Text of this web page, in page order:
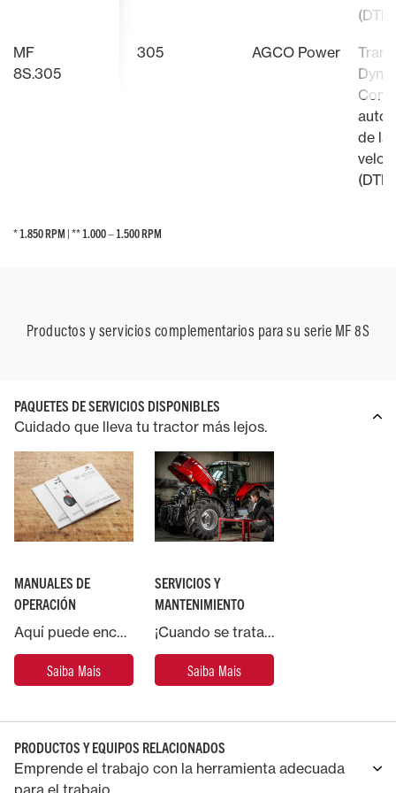
305 AGCO Power
Con
de la
* 1.850 RPM | ** 1.000 – 1.500 RPM
MF
8S.305
* 1.850 RPM | ** 1.000 – 1.500 RPM
Productos y servicios complementarios para su serie MF 8S
PAQUETES DE SERVICIOS DISPONIBLES
Cuidado que lleva tu tractor más lejos.
MANUALES DE
OPERACIÓN
Aquí puede encontrar los manuales oficiales de Massey Ferguson.
Saiba Mais
SERVICIOS Y
MANTENIMIENTO
¡Cuando se trata de tu máquina Massey Ferguson, la única opción es elegir repuestos y servicio genuinos.
Saiba Mais
PRODUCTOS Y EQUIPOS RELACIONADOS
Emprende el trabajo con la herramienta adecuada
para el trabajo.